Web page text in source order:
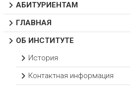
АБИТУРИЕНТАМ
ГЛАВНАЯ
ОБ ИНСТИТУТЕ
История
Контактная информация